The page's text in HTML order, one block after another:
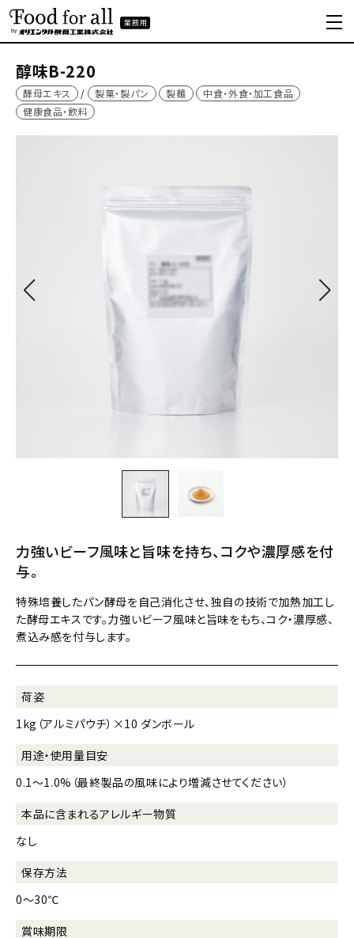
醇味B-220
酵母エキス 製菓・製パン 製麺
中食・外食・加工食品
健康食品・飲料
力強いビーフ風味と旨味を持ち、コクや濃厚感を付
与。
特殊培養したパン酵母を自己消化させ、独自の技術で加熱加工し
た酵母エキスです。力強いビーフ風味と旨味をもち、コク・濃厚感、
煮込み感を付与します。
荷姿
1kg（アルミパウチ）×10 ダンボール
用途・使用量目安
0.1～1.0%（最終製品の風味により増減させてください）
本品に含まれるアレルギー物質
なし
保存方法
0～30℃
賞味期限